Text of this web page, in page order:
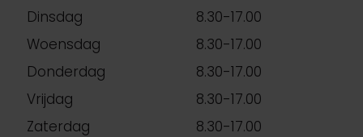
Dinsdag
8.30-17.00
Woensdag
8.30-17.00
Donderdag
8.30-17.00
Vrijdag
8.30-17.00
Zaterdag
8.30-17.00